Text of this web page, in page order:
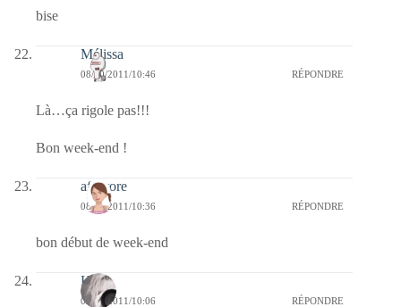
bise
Mélissa
08/10/2011/10:46 RÉPONDRE
Là…ça rigole pas!!!
Bon week-end !
afaurore
08/10/2011/10:36 RÉPONDRE
bon début de week-end
Kala
08/10/2011/10:06 RÉPONDRE